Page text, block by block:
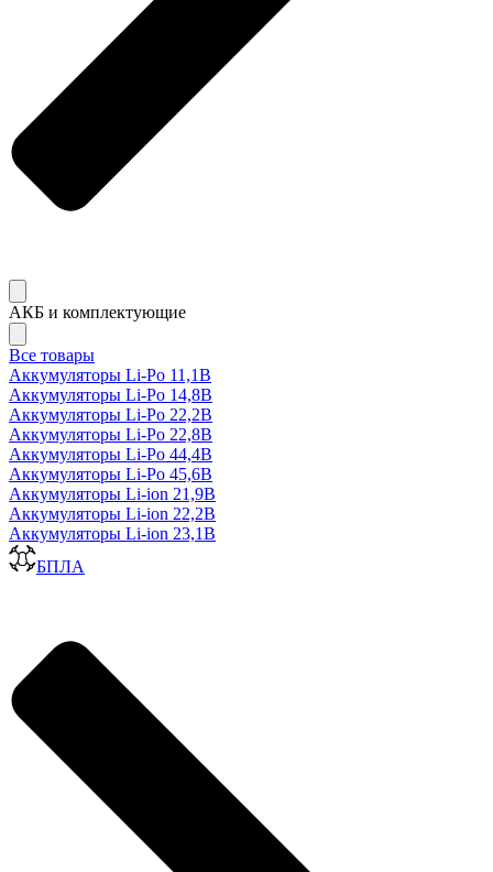
АКБ и комплектующие
Все товары
Аккумуляторы Li-Po 11,1В
Аккумуляторы Li-Po 14,8В
Аккумуляторы Li-Po 22,2В
Аккумуляторы Li-Po 22,8В
Аккумуляторы Li-Po 44,4В
Аккумуляторы Li-Po 45,6В
Аккумуляторы Li-ion 21,9В
Аккумуляторы Li-ion 22,2В
Аккумуляторы Li-ion 23,1В
БПЛА